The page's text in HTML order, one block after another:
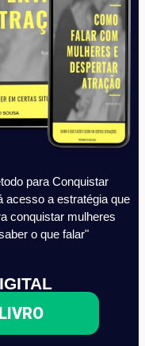
para Conquistar
acesso a estratégia que
conquistar mulheres
o que falar"